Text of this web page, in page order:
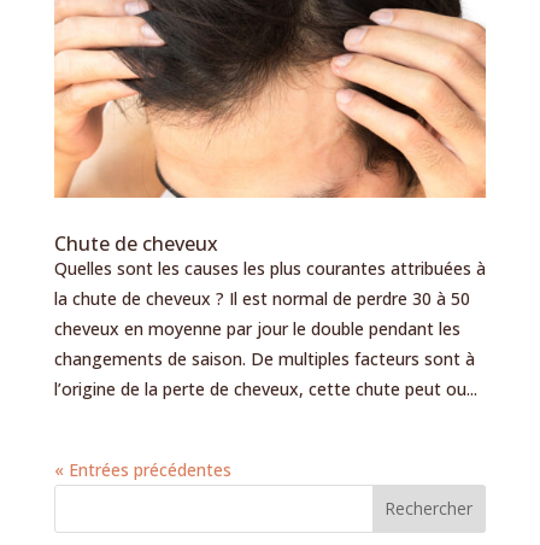
Chute de cheveux
Quelles sont les causes les plus courantes attribuées à
la chute de cheveux ? Il est normal de perdre 30 à 50
cheveux en moyenne par jour le double pendant les
changements de saison. De multiples facteurs sont à
l’origine de la perte de cheveux, cette chute peut ou...
« Entrées précédentes
Rechercher